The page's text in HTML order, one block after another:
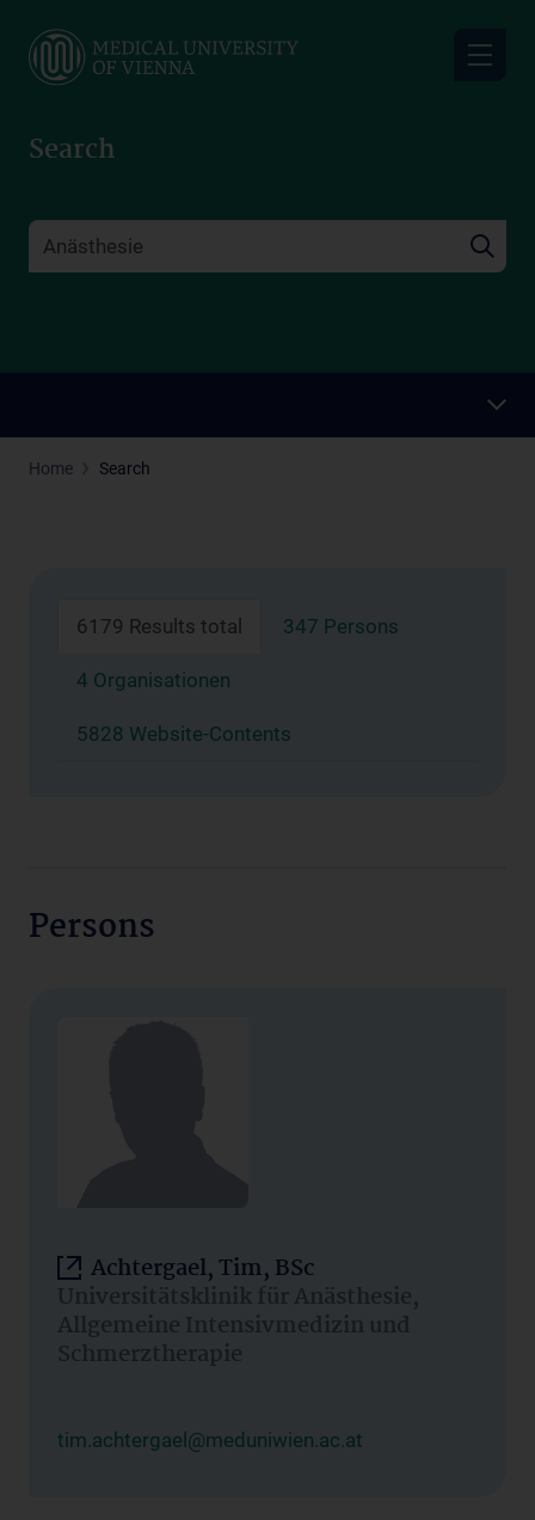
main
Search
Home Search
6179 Results total 347 Persons
4 Organisationen
5828 Website-Contents
Persons
Achtergael, Tim, BSc
Universitätsklinik für Anästhesie,
Allgemeine Intensivmedizin und
Schmerztherapie
tim.achtergael@meduniwien.ac.at